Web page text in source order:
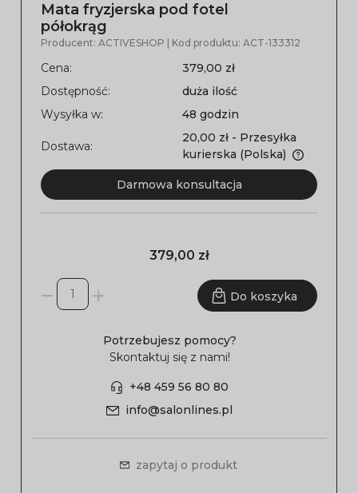
Mata fryzjerska pod fotel
półokrąg
Producent: ACTIVESHOP | Kod produktu: ACT-133312
Cena:
379,00 zł
Dostępność:
duża ilość
Wysyłka w:
48 godzin
Dostawa:
20,00 zł - Przesyłka
kurierska (Polska)
Darmowa konsultacja
379,00 zł
Do koszyka
Potrzebujesz pomocy?
Skontaktuj się z nami!
+48 459 56 80 80
info@salonlines.pl
zapytaj o produkt